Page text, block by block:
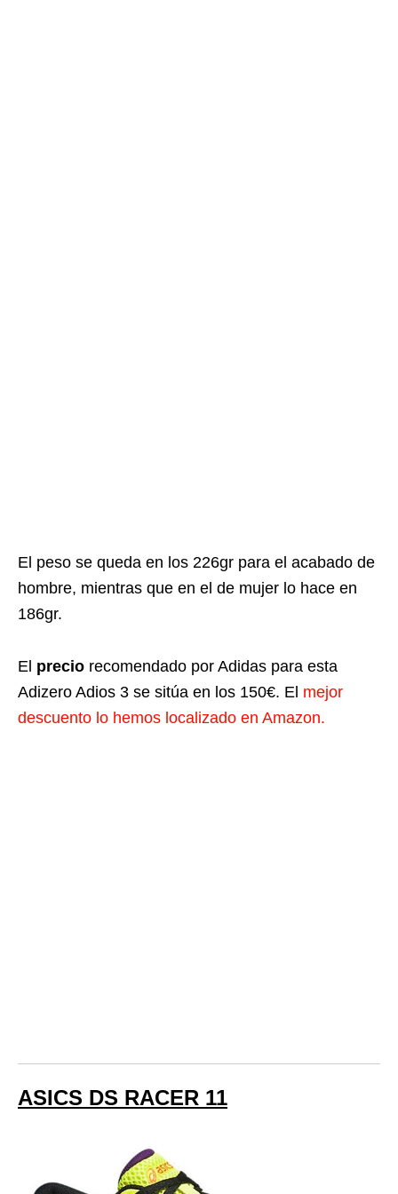
El peso se queda en los 226gr para el acabado de
hombre, mientras que en el de mujer lo hace en
186gr.
El precio recomendado por Adidas para esta
Adizero Adios 3 se sitúa en los 150€. El mejor
descuento lo hemos localizado en Amazon.
ASICS DS RACER 11